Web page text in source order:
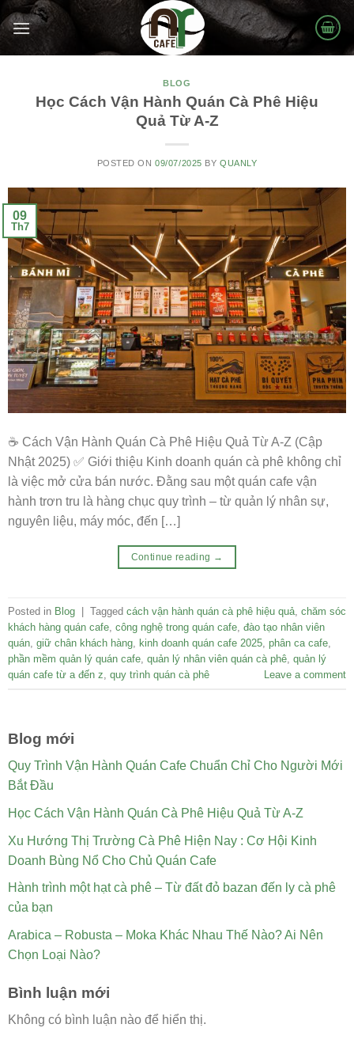
Skip
to
BLOG
Học Cách Vận Hành Quán Cà Phê Hiệu
Quả Từ A-Z
POSTED ON09/07/2025 BYQUANLY
09
Th7
☕ Cách Vận Hành Quán Cà Phê Hiệu Quả Từ A-Z (Cập
Nhật 2025) ✅ Giới thiệu Kinh doanh quán cà phê không chỉ
là việc mở cửa bán nước. Đằng sau một quán cafe vận
hành trơn tru là hàng chục quy trình – từ quản lý nhân sự,
nguyên liệu, máy móc, đến […]
Continue reading →
Posted in Blog | Tagged cách vận hành quán cà phê hiệu quả, chăm sóc
khách hàng quán cafe, công nghệ trong quán cafe, đào tạo nhân viên
quán, giữ chân khách hàng, kinh doanh quán cafe 2025, phân ca cafe,
phần mềm quản lý quán cafe, quản lý nhân viên quán cà phê, quản lý
quán cafe từ a đến z quy trình quán cà phê Leave a comment
Blog mới
Quy Trình Vận Hành Quán Cafe Chuẩn Chỉ Cho Người Mới
Bắt Đầu
Học Cách Vận Hành Quán Cà Phê Hiệu Quả Từ A-Z
Xu Hướng Thị Trường Cà Phê Hiện Nay : Cơ Hội Kinh
Doanh Bùng Nổ Cho Chủ Quán Cafe
Hành trình một hạt cà phê – Từ đất đỏ bazan đến ly cà phê
của bạn
Arabica – Robusta – Moka Khác Nhau Thế Nào? Ai Nên
Chọn Loại Nào?
Bình luận mới
Không có bình luận nào để hiển thị.